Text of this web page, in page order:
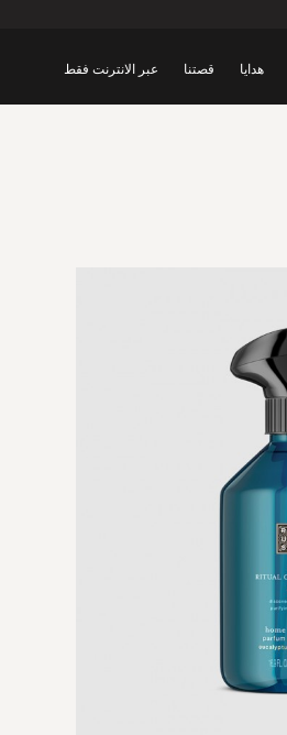
هدايا قصتنا عبر الانترنت فقط